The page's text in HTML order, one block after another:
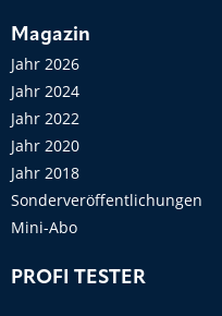
Magazin
Jahr 2026
Jahr 2024
Jahr 2022
Jahr 2020
Jahr 2018
Sonderveröffentlichungen
Mini-Abo
PROFI TESTER